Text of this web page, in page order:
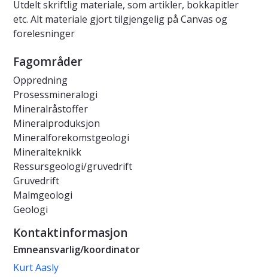
Utdelt skriftlig materiale, som artikler, bokkapitler
etc. Alt materiale gjort tilgjengelig på Canvas og
forelesninger
Fagområder
Oppredning
Prosessmineralogi
Mineralråstoffer
Mineralproduksjon
Mineralforekomstgeologi
Mineralteknikk
Ressursgeologi/gruvedrift
Gruvedrift
Malmgeologi
Geologi
Kontaktinformasjon
Emneansvarlig/koordinator
Kurt Aasly